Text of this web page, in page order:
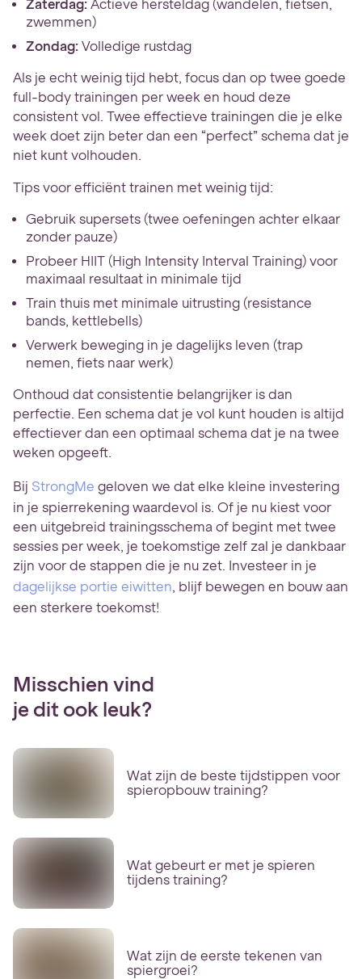
Zaterdag: Actieve hersteldag (wandelen, fietsen,
zwemmen)
Zondag: Volledige rustdag
Als je echt weinig tijd hebt, focus dan op twee goede
full-body trainingen per week en houd deze
consistent vol. Twee effectieve trainingen die je elke
week doet zijn beter dan een “perfect” schema dat je
niet kunt volhouden.
Tips voor efficiënt trainen met weinig tijd:
Gebruik supersets (twee oefeningen achter elkaar
zonder pauze)
Probeer HIIT (High Intensity Interval Training) voor
maximaal resultaat in minimale tijd
Train thuis met minimale uitrusting (resistance
bands, kettlebells)
Verwerk beweging in je dagelijks leven (trap
nemen, fiets naar werk)
Onthoud dat consistentie belangrijker is dan
perfectie. Een schema dat je vol kunt houden is altijd
effectiever dan een optimaal schema dat je na twee
weken opgeeft.
Bij StrongMe geloven we dat elke kleine investering
in je spierrekening waardevol is. Of je nu kiest voor
een uitgebreid trainingsschema of begint met twee
sessies per week, je toekomstige zelf zal je dankbaar
zijn voor de stappen die je nu zet. Investeer in je
dagelijkse portie eiwitten, blijf bewegen en bouw aan
een sterkere toekomst!
Misschien vind
je dit ook leuk?
Wat zijn de beste tijdstippen voor
spieropbouw training?
Wat gebeurt er met je spieren
tijdens training?
Wat zijn de eerste tekenen van
spiergroei?